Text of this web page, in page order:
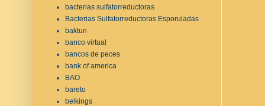
bacterias sulfatorreductoras
Bacterias Sulfatorreductoras Esporuladas
baktun
banco virtual
bancos de peces
bank of america
BAO
bareto
belkings